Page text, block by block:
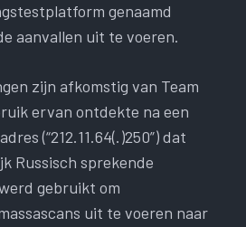
genaamd
aanvallen uit te voeren.
zijn afkomstig van Team
ervan ontdekte na een
(“212.11.64(.)250”) dat
Russisch sprekende
gebruikt om
uit te voeren naar